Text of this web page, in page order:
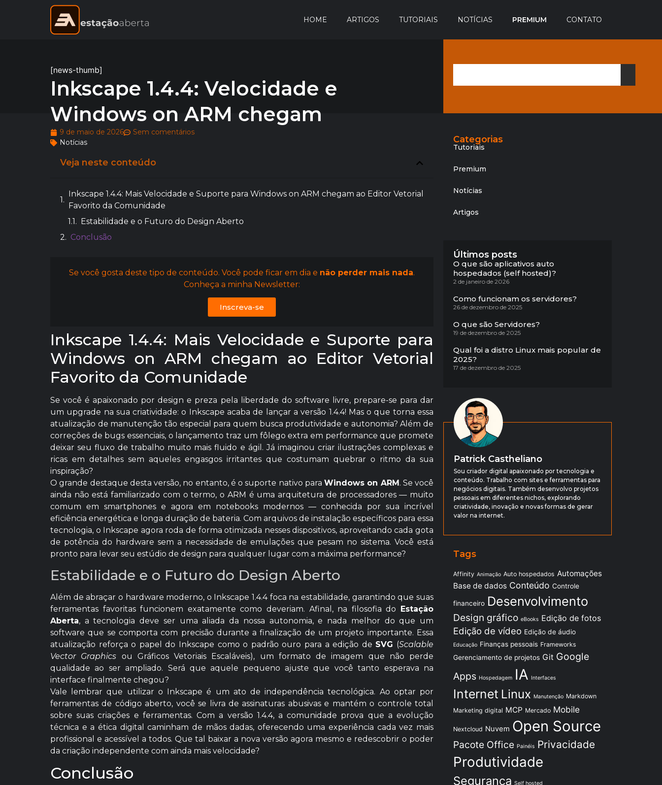
HOME ARTIGOS TUTORIAIS NOTÍCIAS PREMIUM CONTATO
[news-thumb]
Inkscape 1.4.4: Velocidade e
Windows on ARM chegam
9 de maio de 2026
Sem comentários
Notícias
Veja neste conteúdo
Inkscape 1.4.4: Mais Velocidade e Suporte para Windows on ARM chegam ao Editor Vetorial
Favorito da Comunidade
Estabilidade e o Futuro do Design Aberto
Conclusão
Se você gosta deste tipo de conteúdo. Você pode ficar em dia e não perder mais nada.
Conheça a minha Newsletter:
Inscreva-se
Inkscape 1.4.4: Mais Velocidade e Suporte para
Windows on ARM chegam ao Editor Vetorial
Favorito da Comunidade
Se você é apaixonado por design e preza pela liberdade do software livre, prepare-se para dar
um upgrade na sua criatividade: o Inkscape acaba de lançar a versão 1.4.4! Mas o que torna essa
atualização de manutenção tão especial para quem busca produtividade e autonomia? Além de
correções de bugs essenciais, o lançamento traz um fôlego extra em performance que promete
deixar seu fluxo de trabalho muito mais fluido e ágil. Já imaginou criar ilustrações complexas e
ricas em detalhes sem aqueles engasgos irritantes que costumam quebrar o ritmo da sua
inspiração?
O grande destaque desta versão, no entanto, é o suporte nativo para Windows on ARM . Se você
ainda não está familiarizado com o termo, o ARM é uma arquitetura de processadores — muito
comum em smartphones e agora em notebooks modernos — conhecida por sua incrível
eficiência energética e longa duração de bateria. Com arquivos de instalação específicos para essa
tecnologia, o Inkscape agora roda de forma otimizada nesses dispositivos, aproveitando cada gota
de potência do hardware sem a necessidade de emulações que pesam no sistema. Você está
pronto para levar seu estúdio de design para qualquer lugar com a máxima performance?
Estabilidade e o Futuro do Design Aberto
Além de abraçar o hardware moderno, o Inkscape 1.4.4 foca na estabilidade, garantindo que suas
ferramentas favoritas funcionem exatamente como deveriam. Afinal, na filosofia do Estação
Aberta, a tecnologia deve ser uma aliada da nossa autonomia, e nada melhor do que um
software que se comporta com precisão durante a finalização de um projeto importante. Essa
atualização reforça o papel do Inkscape como o padrão ouro para a edição de SVG (Scalable
Vector Graphics ou Gráficos Vetoriais Escaláveis), um formato de imagem que não perde
qualidade ao ser ampliado. Será que aquele pequeno ajuste que você tanto esperava na
interface finalmente chegou?
Vale lembrar que utilizar o Inkscape é um ato de independência tecnológica. Ao optar por
ferramentas de código aberto, você se livra de assinaturas abusivas e mantém o controle total
sobre suas criações e ferramentas. Com a versão 1.4.4, a comunidade prova que a evolução
técnica e a ética digital caminham de mãos dadas, oferecendo uma experiência cada vez mais
profissional e acessível a todos. Que tal baixar a nova versão agora mesmo e redescobrir o poder
da criação independente com ainda mais velocidade?
Conclusão
Categorias
Tutoriais
Premium
Notícias
Artigos
Últimos posts
O que são aplicativos auto
hospedados (self hosted)?
2 de janeiro de 2026
Como funcionam os servidores?
26 de dezembro de 2025
O que são Servidores?
19 de dezembro de 2025
Qual foi a distro Linux mais popular de
2025?
17 de dezembro de 2025
Patrick Castheliano
Sou criador digital apaixonado por tecnologia e
conteúdo. Trabalho com sites e ferramentas para
negócios digitais. Também desenvolvo projetos
pessoais em diferentes nichos, explorando
criatividade, inovação e novas formas de gerar
valor na internet.
Tags
Affinity Animação Auto hospedados Automações
Base de dados Conteúdo Controle
financeiro Desenvolvimento
Design gráfico eBooks Edição de fotos
Edição de vídeo Edição de áudio
Educação Finanças pessoais Frameworks
Gerenciamento de projetos Git Google
Apps Hospedagem IA Interfaces
Internet Linux Manutenção Markdown
Marketing digital MCP Mercado Mobile
Nextcloud Nuvem Open Source
Pacote Office Painéis Privacidade
Produtividade
Segurança Self hosted